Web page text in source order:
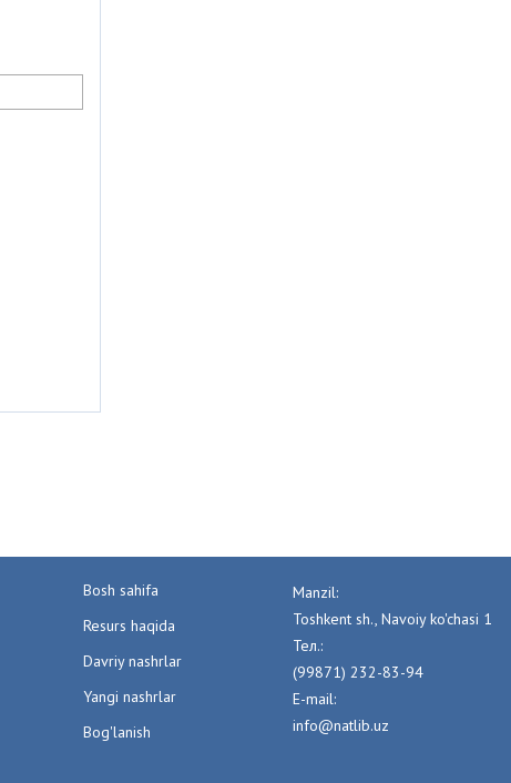
Bosh sahifa
Resurs haqida
Davriy nashrlar
Yangi nashrlar
Bog'lanish
Manzil:
Toshkent sh., Navoiy ko'chasi 1
Тел.:
(99871) 232-83-94
E-mail:
info@natlib.uz